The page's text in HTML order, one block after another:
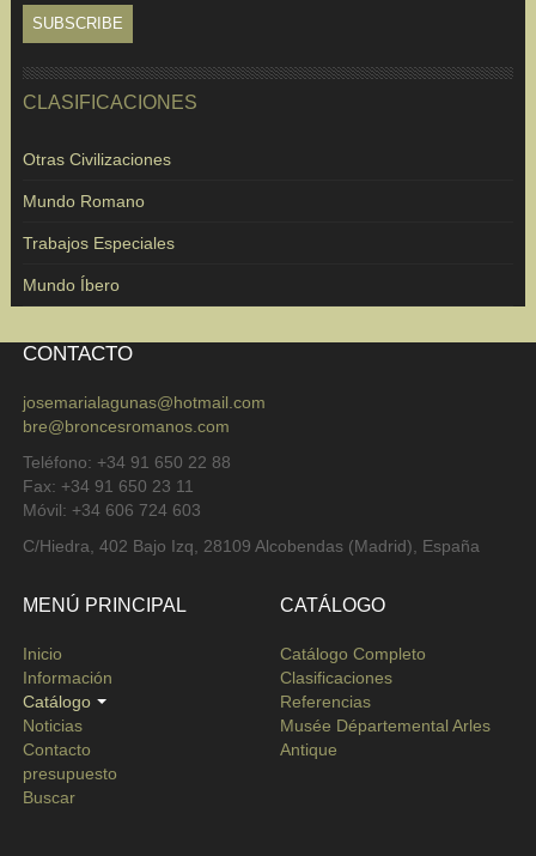
CLASIFICACIONES
Otras Civilizaciones
Mundo Romano
Trabajos Especiales
Mundo Íbero
CONTACTO
josemarialagunas@hotmail.com
bre@broncesromanos.com
Teléfono: +34 91 650 22 88
Fax: +34 91 650 23 11
Móvil: +34 606 724 603
C/Hiedra, 402 Bajo Izq, 28109 Alcobendas (Madrid), España
MENÚ PRINCIPAL
Inicio
Información
Catálogo
Noticias
Contacto
presupuesto
Buscar
CATÁLOGO
Catálogo Completo
Clasificaciones
Referencias
Musée Départemental Arles
Antique